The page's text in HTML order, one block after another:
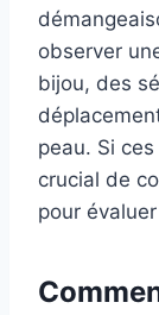
observer
bijou, des
peau. Si
crucial de
pour